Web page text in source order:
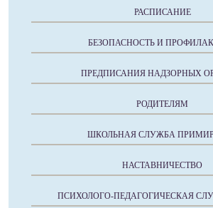
РАСПИСАНИЕ
БЕЗОПАСНОСТЬ И
ПРЕДПИСАНИЯ НАДЗОРНЫХ
РОДИТЕЛЯМ
ШКОЛЬНАЯ СЛУЖБА
НАСТАВНИЧЕСТВО
ПСИХОЛОГО-ПЕДАГОГИЧЕСКАЯ